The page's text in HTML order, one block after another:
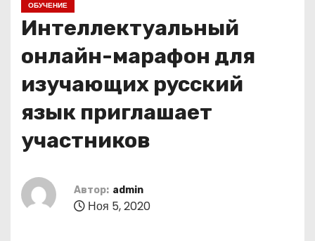
ОБУЧЕНИЕ
Интеллектуальный
онлайн-марафон для
изучающих русский
язык приглашает
участников
Автор: admin
Ноя 5, 2020